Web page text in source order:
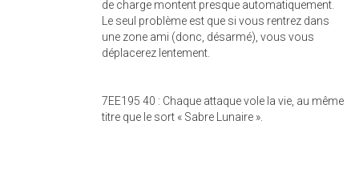
de charge montent presque automatiquement.
Le seul problème est que si vous rentrez dans
une zone ami (donc, désarmé), vous vous
déplacerez lentement.
7EE195 40 : Chaque attaque vole la vie, au même
titre que le sort « Sabre Lunaire ».